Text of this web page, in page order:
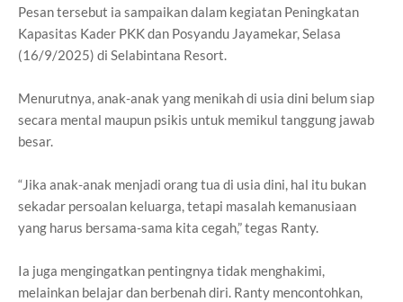
Pesan tersebut ia sampaikan dalam kegiatan Peningkatan
Kapasitas Kader PKK dan Posyandu Jayamekar, Selasa
(16/9/2025) di Selabintana Resort.
Menurutnya, anak-anak yang menikah di usia dini belum siap
secara mental maupun psikis untuk memikul tanggung jawab
besar.
“Jika anak-anak menjadi orang tua di usia dini, hal itu bukan
sekadar persoalan keluarga, tetapi masalah kemanusiaan
yang harus bersama-sama kita cegah,” tegas Ranty.
Ia juga mengingatkan pentingnya tidak menghakimi,
melainkan belajar dan berbenah diri. Ranty mencontohkan,